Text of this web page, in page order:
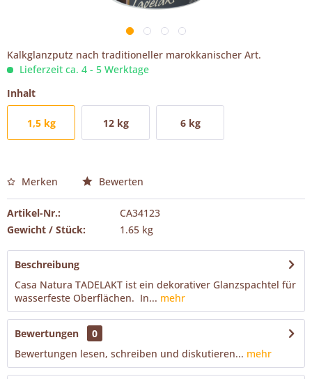
Kalkglanzputz nach traditioneller marokkanischer Art.
Lieferzeit ca. 4 - 5 Werktage
Inhalt
1,5 kg 12 kg 6 kg
Merken Bewerten
Artikel-Nr.:
CA34123
Gewicht / Stück:
1.65 kg
Beschreibung
Casa Natura TADELAKT ist ein dekorativer Glanzspachtel für
wasserfeste Oberflächen. In... mehr
Bewertungen
0
Bewertungen lesen, schreiben und diskutieren... mehr